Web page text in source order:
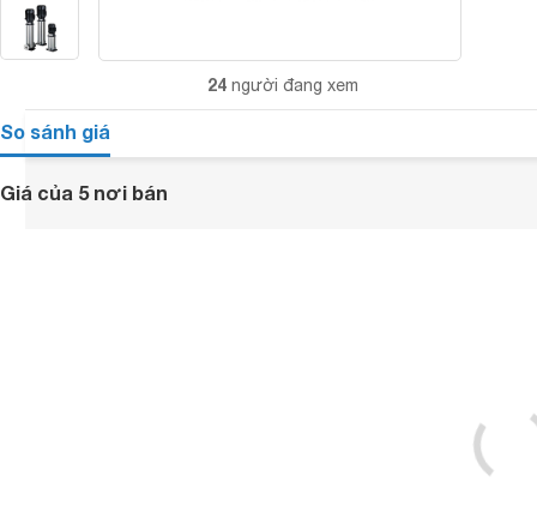
24 người đang xem
So sánh giá
Giá của 5 nơi bán